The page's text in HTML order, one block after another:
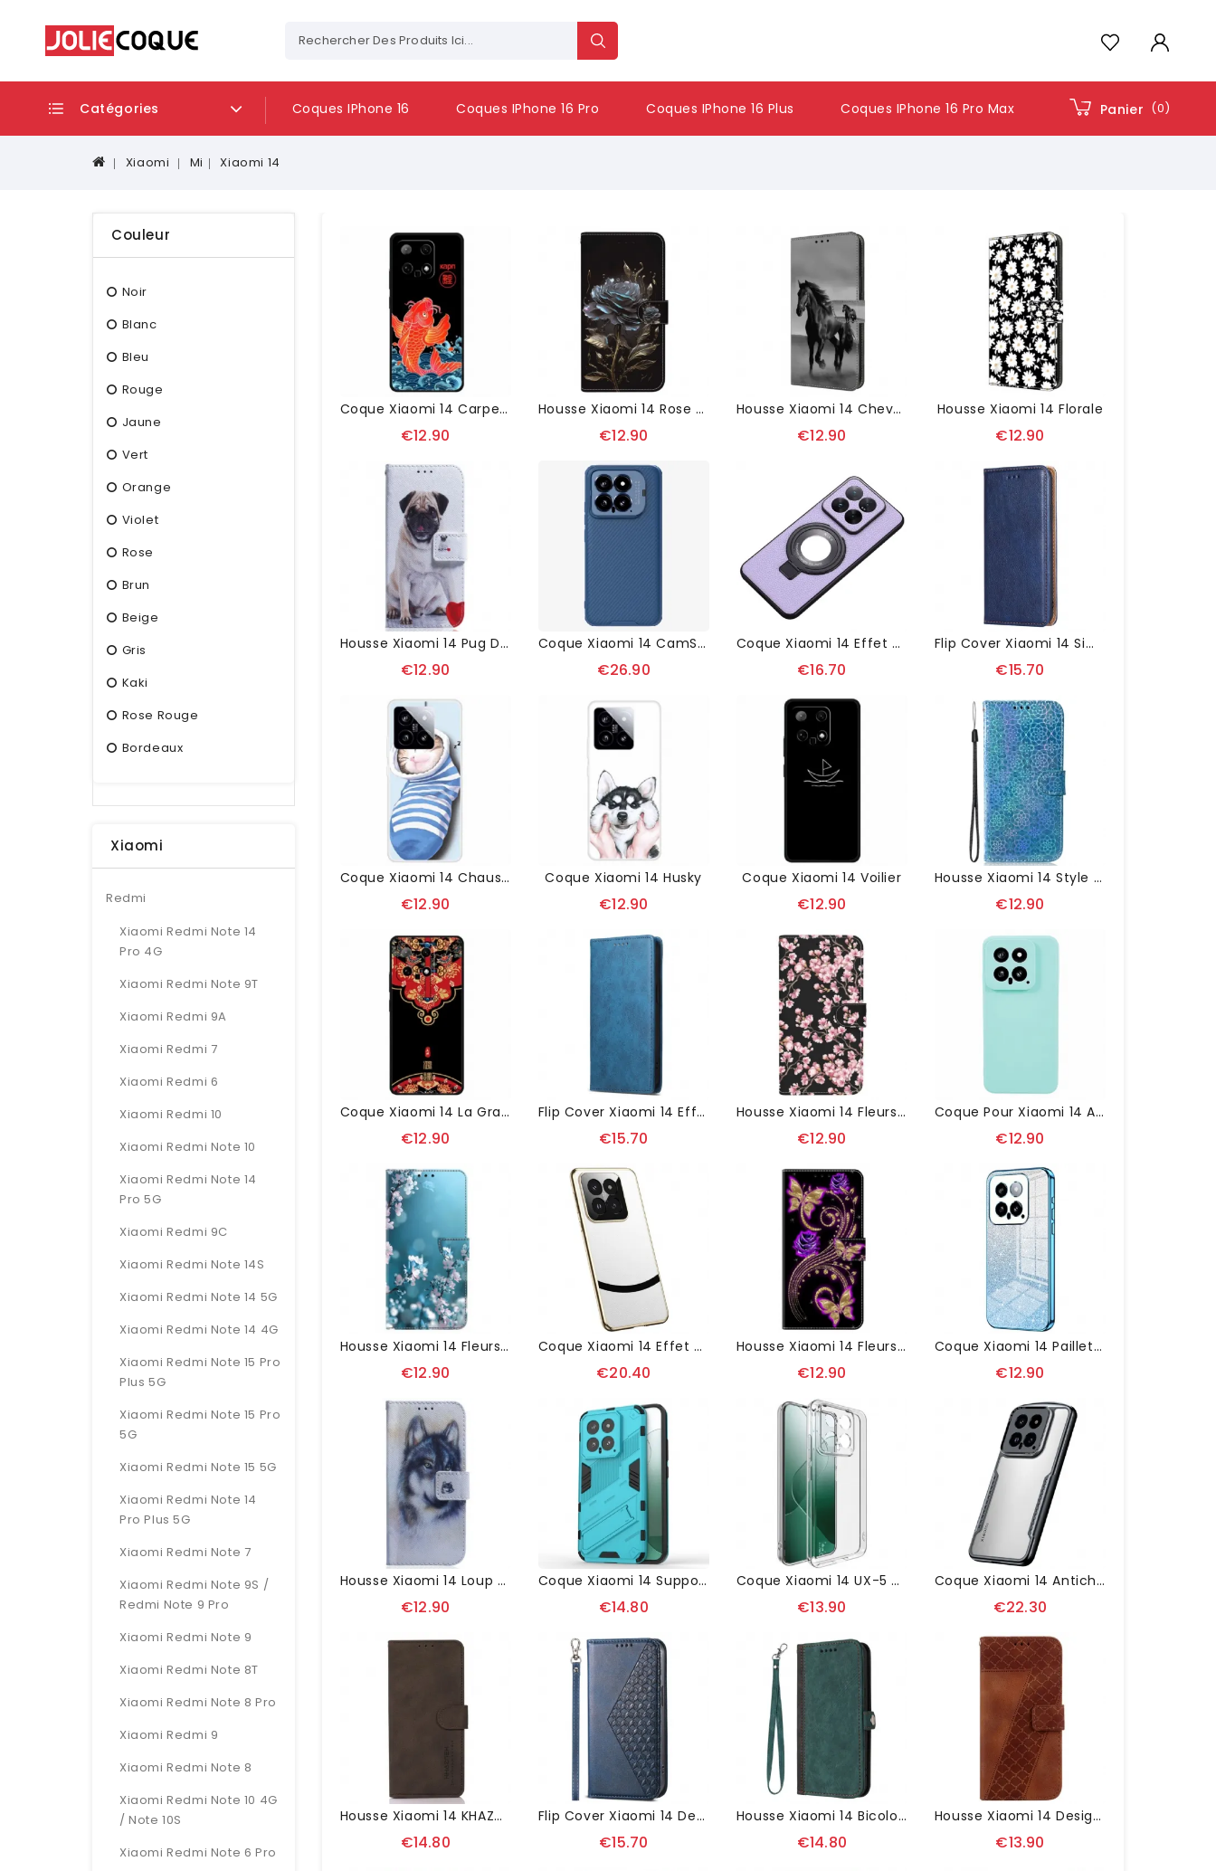
Panier (0)
Catégories Coques IPhone 16 Coques IPhone 16 Pro Coques IPhone 16 Plus Coques IPhone 16 Pro Max
Xiaomi Mi Xiaomi 14
Couleur
Noir
Blanc
Bleu
Rouge
Jaune
Vert
Orange
Violet
Rose
Brun
Beige
Gris
Kaki
Rose Rouge
Bordeaux
Xiaomi
Redmi
Xiaomi Redmi Note 14
Pro 4G
Xiaomi Redmi Note 9T
Xiaomi Redmi 9A
Xiaomi Redmi 7
Xiaomi Redmi 6
Xiaomi Redmi 10
Xiaomi Redmi Note 10
Xiaomi Redmi Note 14
Pro 5G
Xiaomi Redmi 9C
Xiaomi Redmi Note 14S
Xiaomi Redmi Note 14 5G
Xiaomi Redmi Note 14 4G
Xiaomi Redmi Note 15 Pro
Plus 5G
Xiaomi Redmi Note 15 Pro
5G
Xiaomi Redmi Note 15 5G
Xiaomi Redmi Note 14
Pro Plus 5G
Xiaomi Redmi Note 7
Xiaomi Redmi Note 9S /
Redmi Note 9 Pro
Xiaomi Redmi Note 9
Xiaomi Redmi Note 8T
Xiaomi Redmi Note 8 Pro
Xiaomi Redmi 9
Xiaomi Redmi Note 8
Xiaomi Redmi Note 10 4G
/ Note 10S
Xiaomi Redmi Note 6 Pro
Coque Xiaomi 14 Carpe Dorée
€12.90
Housse Xiaomi 14 Rose Noire À Lanière
€12.90
Housse Xiaomi 14 Cheval Noir
€12.90
Housse Xiaomi 14 Florale
€12.90
Housse Xiaomi 14 Pug Dog
€12.90
Coque Xiaomi 14 CamShield Prop Magnetic Series NILLKIN
€26.90
Coque Xiaomi 14 Effet Cuir Compatible MagSafe
€16.70
Flip Cover Xiaomi 14 Simili Cuir
€15.70
Coque Xiaomi 14 Chaussettes Et Chat
€12.90
Coque Xiaomi 14 Husky
€12.90
Coque Xiaomi 14 Voilier
€12.90
Housse Xiaomi 14 Style Disco À Lanière
€12.90
Coque Xiaomi 14 La Grande Fortune
€12.90
Flip Cover Xiaomi 14 Effet Cuir Rétro Blocage RFID
€15.70
Housse Xiaomi 14 Fleurs De Prunier À Lanière
€12.90
Coque Pour Xiaomi 14 Anti-Rayures À Bords Droits
€12.90
Housse Xiaomi 14 Fleurs De Prunier
€12.90
Coque Xiaomi 14 Effet Métal
€20.40
Housse Xiaomi 14 Fleurs Violettes Et Papillons
€12.90
Coque Xiaomi 14 Paillettes Dégradées
€12.90
Housse Xiaomi 14 Loup Aquarelle
€12.90
Coque Xiaomi 14 Support Horizontal Et Vertical
€14.80
Coque Xiaomi 14 UX-5 Série IMAK
€13.90
Coque Xiaomi 14 Antichoc XUNDD
€22.30
Housse Xiaomi 14 KHAZNEH
€14.80
Flip Cover Xiaomi 14 Design Losanges 3D Avec Lanière
€15.70
Housse Xiaomi 14 Bicolore Lanière Amovible
€14.80
Housse Xiaomi 14 Design 7 À Lanière
€13.90